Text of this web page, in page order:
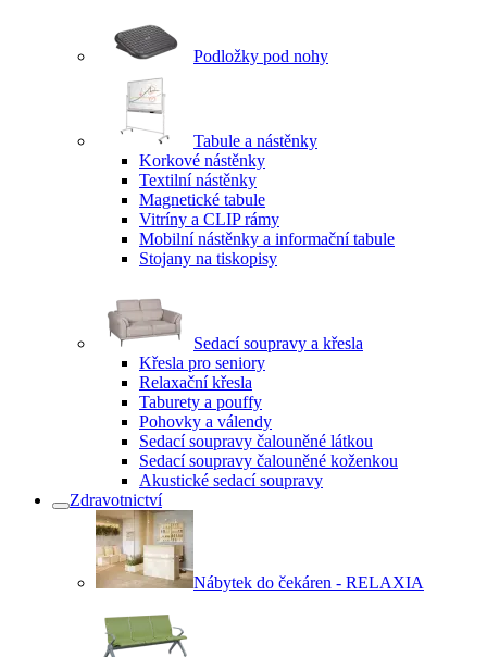
Podložky pod nohy
Tabule a nástěnky
Korkové nástěnky
Textilní nástěnky
Magnetické tabule
Vitríny a CLIP rámy
Mobilní nástěnky a informační tabule
Stojany na tiskopisy
Sedací soupravy a křesla
Křesla pro seniory
Relaxační křesla
Taburety a pouffy
Pohovky a válendy
Sedací soupravy čalouněné látkou
Sedací soupravy čalouněné koženkou
Akustické sedací soupravy
Zdravotnictví
Nábytek do čekáren - RELAXIA